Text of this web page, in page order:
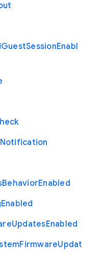
GuestSessionEnabl
Notification
BehaviorEnabled
Enabled
UpdatesEnabled
FirmwareUpdat